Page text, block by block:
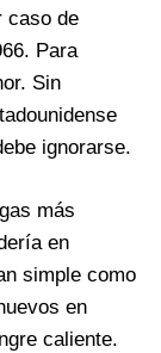
caso de
Para
Sin
ignorarse.
más
en
simple como
en
caliente.